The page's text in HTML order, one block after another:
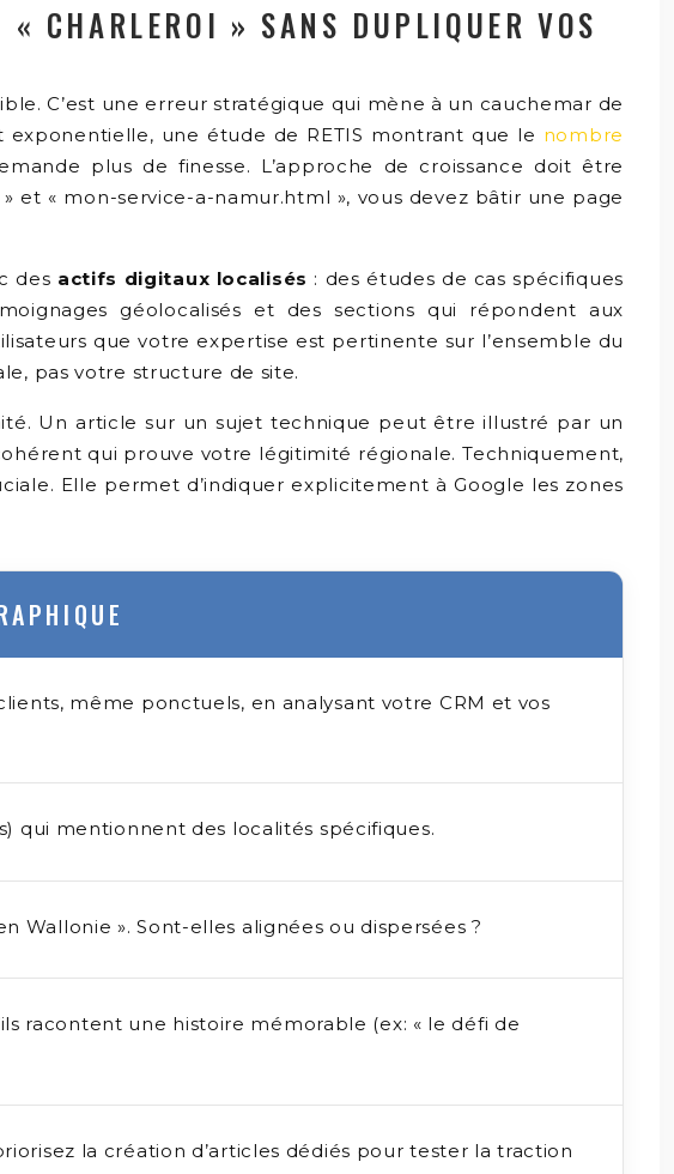
CHARLEROI » SANS DUPLIQUER VOS
C’est une erreur stratégique qui mène à un cauchemar de
une étude de RETIS montrant que le nombre
plus de finesse. L’approche de croissance doit être
et « mon-service-a-namur.html », vous devez bâtir une page
des actifs digitaux localisés : des études de cas spécifiques
géolocalisés et des sections qui répondent aux
que votre expertise est pertinente sur l’ensemble du
pas votre structure de site.
Un article sur un sujet technique peut être illustré par un
qui prouve votre légitimité régionale. Techniquement,
Elle permet d’indiquer explicitement à Google les zones
même ponctuels, en analysant votre CRM et vos
qui mentionnent des localités spécifiques.
Wallonie ». Sont-elles alignées ou dispersées ?
racontent une histoire mémorable (ex: « le défi de
la création d’articles dédiés pour tester la traction